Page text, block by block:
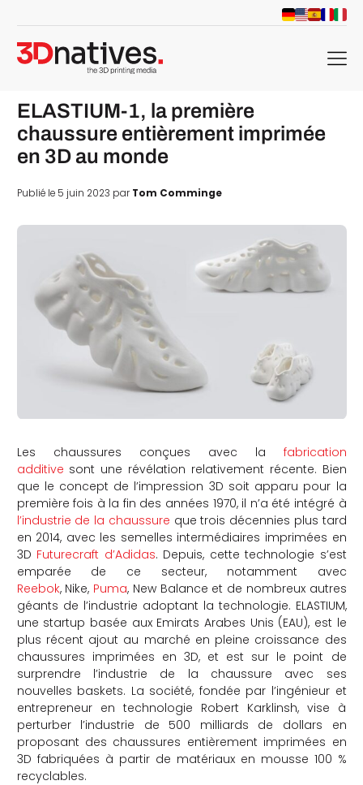
menu
ELASTIUM-1, la première
chaussure entièrement imprimée
en 3D au monde
Publié le 5 juin 2023 parTom Comminge
Les chaussures conçues avec la fabrication
additive sont une révélation relativement récente. Bien
que le concept de l’impression 3D soit apparu pour la
première fois à la fin des années 1970, il n’a été intégré à
l’industrie de la chaussure que trois décennies plus tard
en 2014, avec les semelles intermédiaires imprimées en
3D Futurecraft d’Adidas. Depuis, cette technologie s’est
emparée de ce secteur, notamment avec
Reebok, Nike, Puma, New Balance et de nombreux autres
géants de l’industrie adoptant la technologie. ELASTIUM,
une startup basée aux Emirats Arabes Unis (EAU), est le
plus récent ajout au marché en pleine croissance des
chaussures imprimées en 3D, et est sur le point de
surprendre l’industrie de la chaussure avec ses
nouvelles baskets. La société, fondée par l’ingénieur et
entrepreneur en technologie Robert Karklinsh, vise à
perturber l’industrie de 500 milliards de dollars en
proposant des chaussures entièrement imprimées en
3D fabriquées à partir de matériaux en mousse 100 %
recyclables.